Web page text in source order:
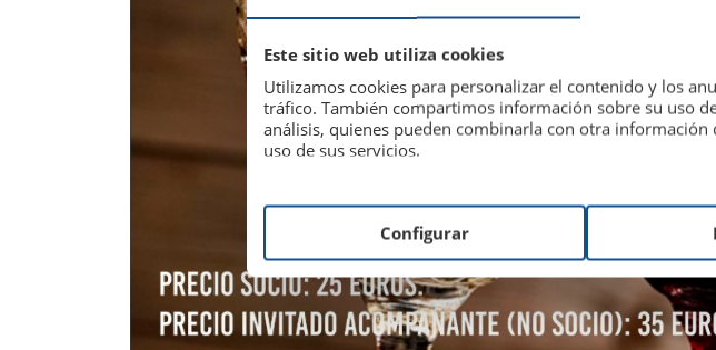
Este sitio web utiliza cookies
Utilizamos cookies para personalizar el contenido y los
tráfico. También compartimos información sobre su uso
análisis, quienes pueden combinarla con otra
uso de sus servicios.
Configurar